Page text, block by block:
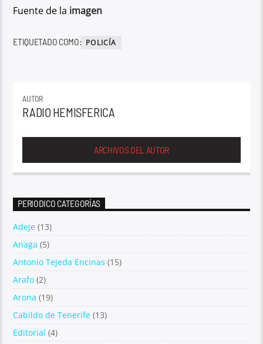
Fuente de la imagen
ETIQUETADO COMO: POLICÍA
AUTOR
RADIO HEMISFERICA
ARCHIVOS DEL AUTOR
PERIODICO CATEGORÍAS
Adeje (13)
Anaga (5)
Antonio Tejeda Encinas (15)
Arafo (2)
Arona (19)
Cabildo de Tenerife (13)
Editorial (4)